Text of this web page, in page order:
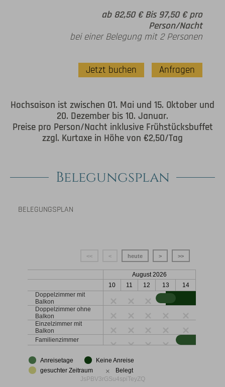
ab 82,50 € Bis 97,50 € pro
Person/Nacht
bei einer Belegung mit 2 Personen
Jetzt buchen Anfragen
Hochsaison ist zwischen 01. Mai und 15. Oktober und
20. Dezember bis 10. Januar.
Preise pro Person/Nacht inklusive Frühstücksbuffet
zzgl. Kurtaxe in Höhe von €2,50/Tag
Belegungsplan
BELEGUNGSPLAN